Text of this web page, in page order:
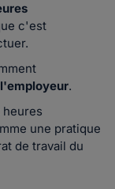
c'est
.
heures
une pratique
de travail du